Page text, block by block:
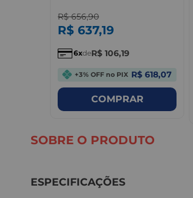
R$ 656,90
R$ 637,19
6 deR$ 106,19
+3% OFF no PIX R$ 618,07
COMPRAR
SOBRE O PRODUTO
ESPECIFICAÇÕES